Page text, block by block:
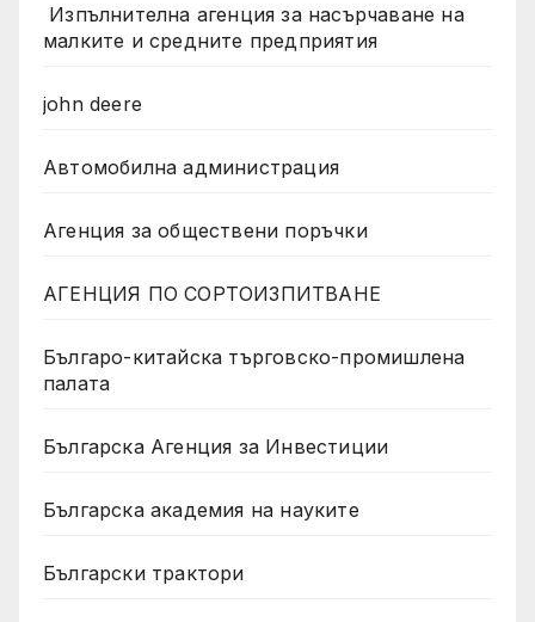
Изпълнителна агенция за насърчаване на
малките и средните предприятия
john deere
Автомобилна администрация
Агенция за обществени поръчки
АГЕНЦИЯ ПО СОРТОИЗПИТВАНЕ
Българо-китайска търговско-промишлена
палата
Българска Агенция за Инвестиции
Българска академия на науките
Български трактори